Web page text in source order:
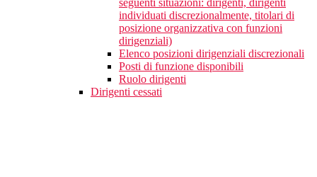
seguenti situazioni: dirigenti, dirigenti
individuati discrezionalmente, titolari di
posizione organizzativa con funzioni
dirigenziali)
Elenco posizioni dirigenziali discrezionali
Posti di funzione disponibili
Ruolo dirigenti
Dirigenti cessati